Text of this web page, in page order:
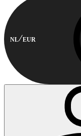
NL EUR